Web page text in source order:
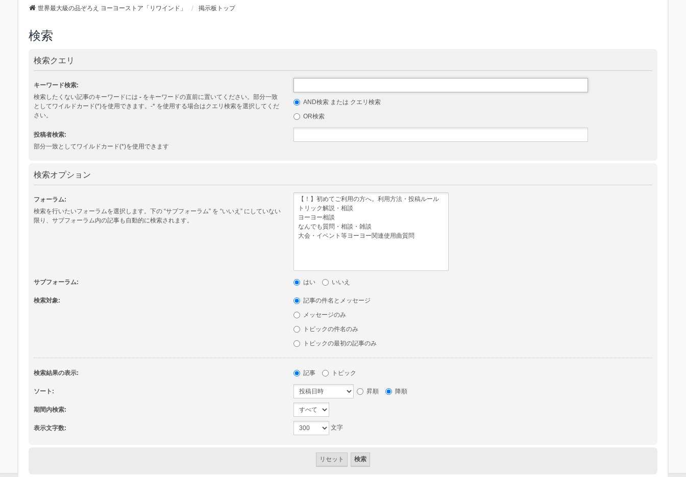
世界最大級の品ぞろえ ヨーヨーストア「リワインド」 掲示板トップ
検索
検索クエリ
キーワード検索:
検索したくない記事のキーワードには -をキーワードの直前に置いてください。部分一致
としてワイルドカード(*)を使用できます。-* を使用する場合はクエリ検索を選択してくだ
さい。
AND検索 または クエリ検索
OR検索
投稿者検索:
部分一致としてワイルドカード(*)を使用できます
検索オプション
フォーラム:
検索を行いたいフォーラムを選択します。下の “サブフォーラム” を “いいえ” にしていない
限り、サブフォーラム内の記事も自動的に検索されます。
サブフォーラム: はい いいえ
検索対象:
記事の件名とメッセージ
メッセージのみ
トピックの件名のみ
トピックの最初の記事のみ
検索結果の表示: 記事 トピック
ソート: 昇順 降順
期間内検索:
表示文字数: 文字